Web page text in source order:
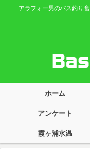
アラフォー男のバス釣り
ホーム
アンケート
霞ヶ浦水温